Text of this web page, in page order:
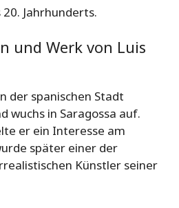
Jahrhunderts.
und Werk von Luis
der spanischen Stadt
wuchs in Saragossa auf.
er ein Interesse am
später einer der
Künstler seiner